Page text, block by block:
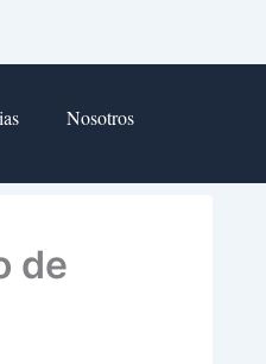
Nosotros
de